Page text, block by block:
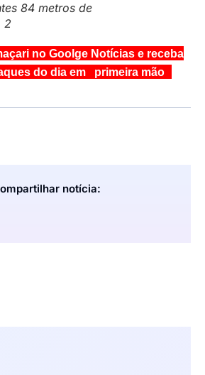
84 metros de
2
no Goolge Notícias e receba
do dia em primeira mão
notícia: